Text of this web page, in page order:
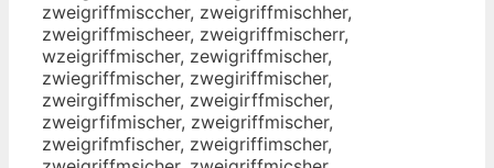
zweigriffmisccher, zweigriffmischher,
zweigriffmischeer, zweigriffmischerr,
wzeigriffmischer, zewigriffmischer,
zwiegriffmischer, zwegiriffmischer,
zweirgiffmischer, zweigirffmischer,
zweigrfifmischer, zweigriffmischer,
zweigrifmfischer, zweigriffimscher,